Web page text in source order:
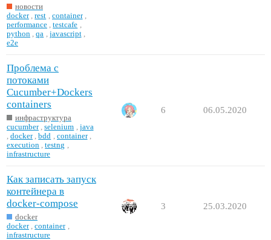
новости
docker ,rest container
performance ,testcafe
python
,qa javascript
e2e
Проблема с
потоками
Cucumber+Dockers
containers
инфраструктура
cucumber ,selenium
java
docker ,bdd container
execution
,testng
infrastructure
6 06.05.2020
Как записать запуск
контейнера в
docker-compose
docker
docker ,container
infrastructure
3 25.03.2020